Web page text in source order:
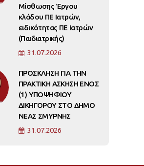
Μίσθωσης Έργου
κλάδου ΠΕ Ιατρών,
ειδικότητας ΠΕ Ιατρών
(Παιδιατρικής)
31.07.2026
ΠΡΟΣΚΛΗΣΗ ΓΙΑ ΤΗΝ
ΠΡΑΚΤΙΚΗ ΑΣΚΗΣΗ ΕΝΟΣ
(1) ΥΠΟΨΗΦΙΟΥ
ΔΙΚΗΓΟΡΟΥ ΣΤΟ ΔΗΜΟ
ΝΕΑΣ ΣΜΥΡΝΗΣ
31.07.2026